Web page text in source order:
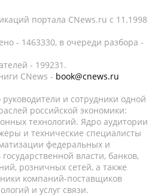
портала CNews.ru c 11.1998
- 1463330, в очереди разбора -
- 199231.
CNews - book@cnews.ru
и сотрудники одной
российской экономики:
технологий. Ядро аудитории
и технические специалисты
федеральных и
власти, банков,
розничных сетей, а также
компаний-поставщиков
и услуг связи.